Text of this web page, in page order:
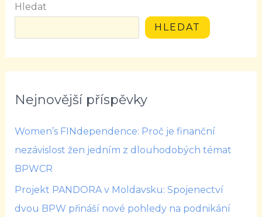
Hledat
HLEDAT
Nejnovější příspěvky
Women’s FINdependence: Proč je finanční
nezávislost žen jedním z dlouhodobých témat
BPWCR
Projekt PANDORA v Moldavsku: Spojenectví
dvou BPW přináší nové pohledy na podnikání